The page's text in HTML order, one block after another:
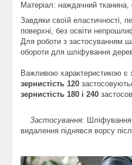
Матеріал: наждачний тканина,
Завдяки своїй еластичності,
поверхні, без освіти
Для роботи з застосуванням
обороти для шліфування
Важливою характеристикою є
зернистість 120
зернистість 180 і 240
Застосування: Шліфування
видалення піднявся ворсу